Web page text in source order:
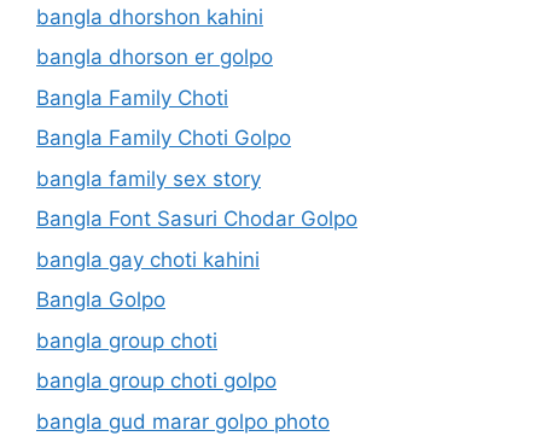
bangla dhorshon kahini
bangla dhorson er golpo
Bangla Family Choti
Bangla Family Choti Golpo
bangla family sex story
Bangla Font Sasuri Chodar Golpo
bangla gay choti kahini
Bangla Golpo
bangla group choti
bangla group choti golpo
bangla gud marar golpo photo